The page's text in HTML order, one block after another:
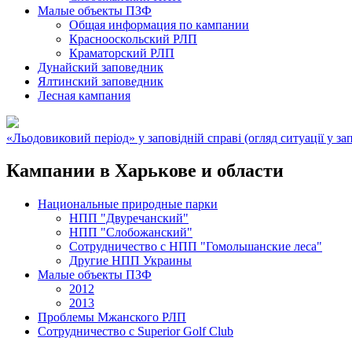
Малые объекты ПЗФ
Общая информация по кампании
Краснооскольский РЛП
Краматорский РЛП
Дунайский заповедник
Ялтинский заповедник
Лесная кампания
«Льодовиковий період» у заповідній справі (огляд ситуації у
Кампании в Харькове и области
Национальные природные парки
НПП "Двуречанский"
НПП "Слобожанский"
Сотрудничество с НПП "Гомольшанские леса"
Другие НПП Украины
Малые объекты ПЗФ
2012
2013
Проблемы Мжанского РЛП
Сотрудничество с Superior Golf Club